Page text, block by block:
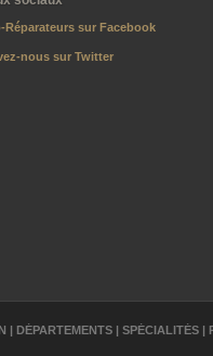
Réparateurs sur Facebook
nous sur Twitter
| DÉPARTEMENTS | SPÉCIALITÉS |